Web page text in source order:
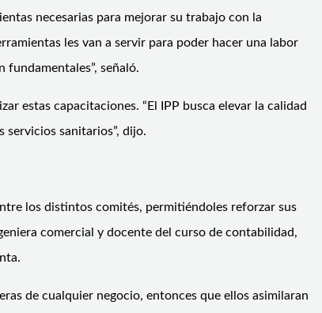
necesarias para mejorar su trabajo con la
les van a servir para poder hacer una labor
fundamentales”, señaló.
estas capacitaciones. “El IPP busca elevar la calidad
sanitarios”, dijo.
los distintos comités, permitiéndoles reforzar sus
comercial y docente del curso de contabilidad,
de cualquier negocio, entonces que ellos asimilaran